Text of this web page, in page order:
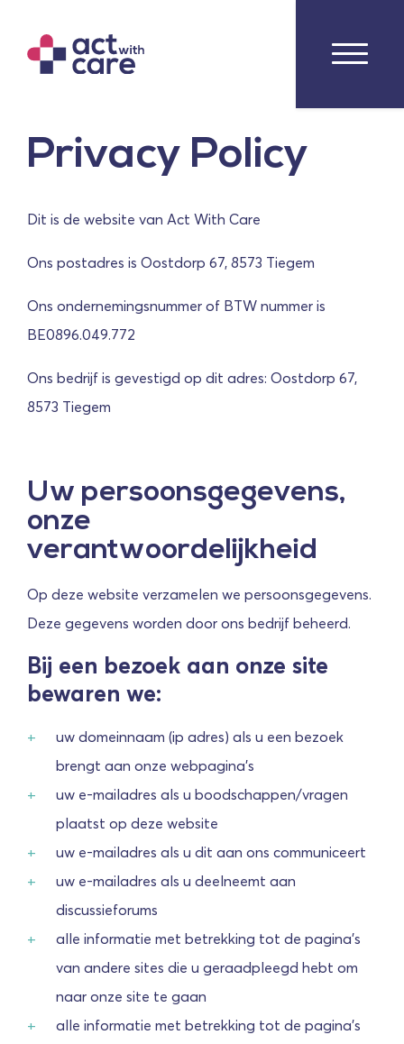
Privacy Policy
Dit is de website van Act With Care
Ons postadres is Oostdorp 67, 8573 Tiegem
Ons ondernemingsnummer of BTW nummer is
BE0896.049.772
Ons bedrijf is gevestigd op dit adres: Oostdorp 67,
8573 Tiegem
Uw persoonsgegevens,
onze
verantwoordelijkheid
Op deze website verzamelen we persoonsgegevens.
Deze gegevens worden door ons bedrijf beheerd.
Bij een bezoek aan onze site
bewaren we:
uw domeinnaam (ip adres) als u een bezoek
brengt aan onze webpagina's
uw e-mailadres als u boodschappen/vragen
plaatst op deze website
uw e-mailadres als u dit aan ons communiceert
uw e-mailadres als u deelneemt aan
discussieforums
alle informatie met betrekking tot de pagina's
van andere sites die u geraadpleegd hebt om
naar onze site te gaan
alle informatie met betrekking tot de pagina's